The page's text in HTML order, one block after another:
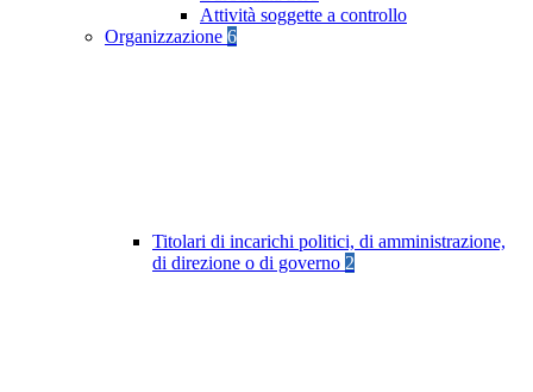
Attività soggette a controllo
Organizzazione 6
Titolari di incarichi politici, di amministrazione,
di direzione o di governo 2